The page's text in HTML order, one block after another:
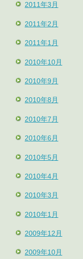
2011年3月
2011年2月
2011年1月
2010年10月
2010年9月
2010年8月
2010年7月
2010年6月
2010年5月
2010年4月
2010年3月
2010年1月
2009年12月
2009年10月